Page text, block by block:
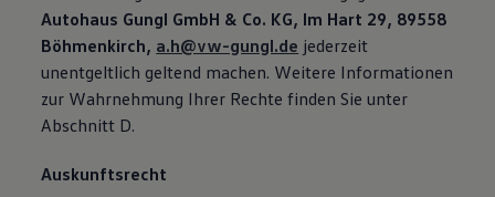
Autohaus Gungl GmbH & Co. KG, Im Hart 29, 89558
Böhmenkirch, a.h@vw-gungl.de jederzeit
unentgeltlich geltend machen. Weitere Informationen
zur Wahrnehmung Ihrer Rechte finden Sie unter
Abschnitt D.
Auskunftsrecht